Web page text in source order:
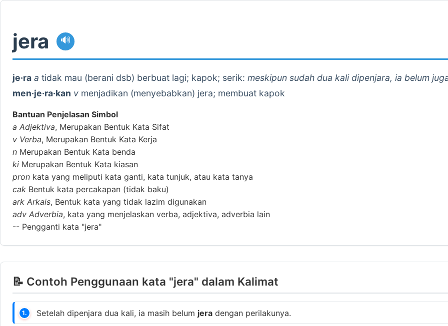
jera 🔊
je·ra a tidak mau (berani dsb) berbuat lagi; kapok; serik: meskipun sudah dua kali dipenjara, ia belum
men·je·ra·kan v menjadikan (menyebabkan) jera; membuat kapok
Bantuan Penjelasan Simbol
a Adjektiva, Merupakan Bentuk Kata Sifat
v Verba, Merupakan Bentuk Kata Kerja
n Merupakan Bentuk Kata benda
ki Merupakan Bentuk Kata kiasan
pron kata yang meliputi kata ganti, kata tunjuk, atau kata tanya
cak Bentuk kata percakapan (tidak baku)
ark Arkais, Bentuk kata yang tidak lazim digunakan
adv Adverbia, kata yang menjelaskan verba, adjektiva, adverbia lain
-- Pengganti kata "jera"
📝 Contoh Penggunaan kata "jera" dalam Kalimat
1. Setelah dipenjara dua kali, ia masih belum jera dengan perilakunya.